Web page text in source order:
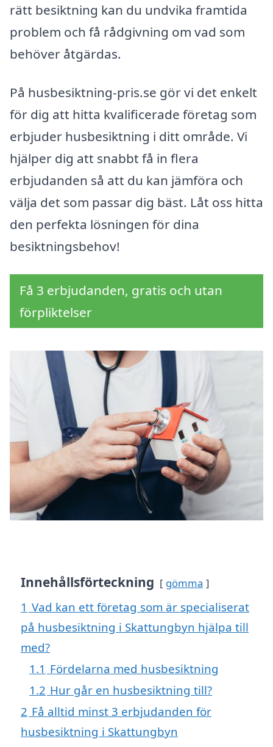
rätt besiktning kan du undvika framtida
problem och få rådgivning om vad som
behöver åtgärdas.
På husbesiktning-pris.se gör vi det enkelt
för dig att hitta kvalificerade företag som
erbjuder husbesiktning i ditt område. Vi
hjälper dig att snabbt få in flera
erbjudanden så att du kan jämföra och
välja det som passar dig bäst. Låt oss hitta
den perfekta lösningen för dina
besiktningsbehov!
Få 3 erbjudanden, gratis och utan
förpliktelser
Innehållsförteckning gömma
1 Vad kan ett företag som är specialiserat
på husbesiktning i Skattungbyn hjälpa till
med?
1.1 Fördelarna med husbesiktning
1.2 Hur går en husbesiktning till?
2 Få alltid minst 3 erbjudanden för
husbesiktning i Skattungbyn